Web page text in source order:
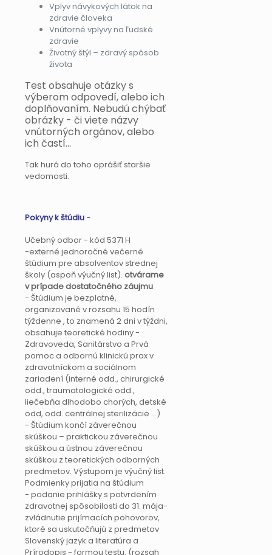
Vplyv návykových látok na
zdravie človeka
Vnútorné vplyvy na ľudské
zdravie
Životný štýl – zdravý spôsob
života
Test obsahuje otázky s
výberom odpovedí, alebo ich
doplňovaním. Nebudú chýbať
obrázky - či viete názvy
vnútorných orgánov, alebo
ich častí...
Tak hurá do toho oprášiť staršie
vedomosti.
Pokyny k štúdiu -
Učebný odbor - kód 5371 H
-externé jednoročné večerné
štúdium pre absolventov strednej
školy (aspoň výučný list). otvárame
v prípade dostatočného záujmu
- Štúdium je bezplatné,
organizované v rozsahu 15 hodín
týždenne , to znamená 2 dni v týždni,
obsahuje teoretické hodiny -
Zdravoveda, Sanitárstvo a Prvá
pomoc a odbornú klinickú prax v
zdravotníckom a sociálnom
zariadení (interné odd., chirurgické
odd., traumatologické odd.,
liečebňa dlhodobo chorých, detské
odd, odd. centrálnej sterilizácie ...)
- Štúdium končí záverečnou
skúškou – praktickou záverečnou
skúškou a ústnou záverečnou
skúškou z teoretických odborných
predmetov. Výstupom je výučný list.
Podmienky prijatia na štúdium
- podanie prihlášky s potvrdením
zdravotnej spôsobilosti do 31. mája-
zvládnutie prijímacích pohovorov,
ktoré sa uskutočňujú z predmetov
Slovenský jazyk a literatúra a
Prírodopis - formou testu. (rozsah